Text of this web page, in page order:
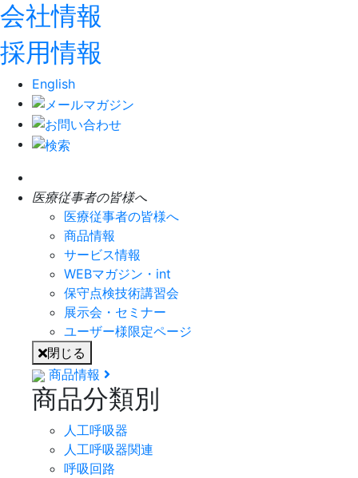
会社情報
採用情報
English
医療従事者の皆様へ
医療従事者の皆様へ
商品情報
サービス情報
WEBマガジン・int
保守点検技術講習会
展示会・セミナー
ユーザー様限定ページ
閉じる
商品情報
商品分類別
人工呼吸器
人工呼吸器関連
呼吸回路